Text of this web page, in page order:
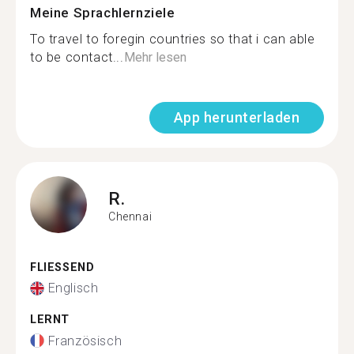
Meine Sprachlernziele
To travel to foregin countries so that i can able
to be contact... Mehr lesen
App herunterladen
R.
Chennai
FLIESSEND
Englisch
LERNT
Französisch